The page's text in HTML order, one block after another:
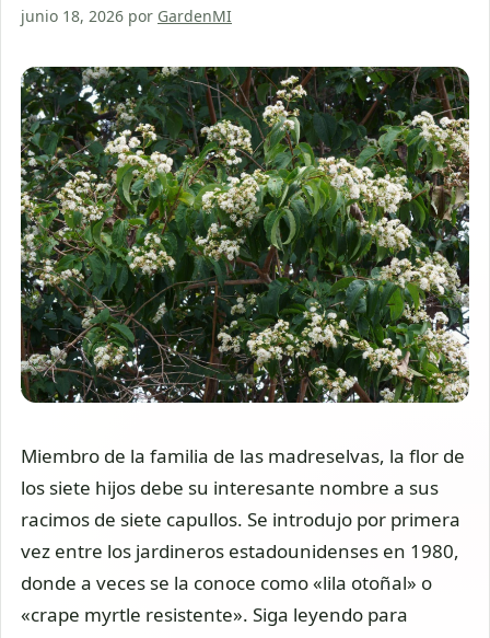
junio 18, 2026 por GardenMI
Miembro de la familia de las madreselvas, la flor de
los siete hijos debe su interesante nombre a sus
racimos de siete capullos. Se introdujo por primera
vez entre los jardineros estadounidenses en 1980,
donde a veces se la conoce como «lila otoñal» o
«crape myrtle resistente». Siga leyendo para